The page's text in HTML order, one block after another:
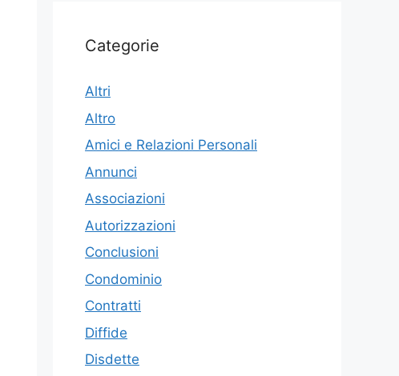
Categorie
Altri
Altro
Amici e Relazioni Personali
Annunci
Associazioni
Autorizzazioni
Conclusioni
Condominio
Contratti
Diffide
Disdette